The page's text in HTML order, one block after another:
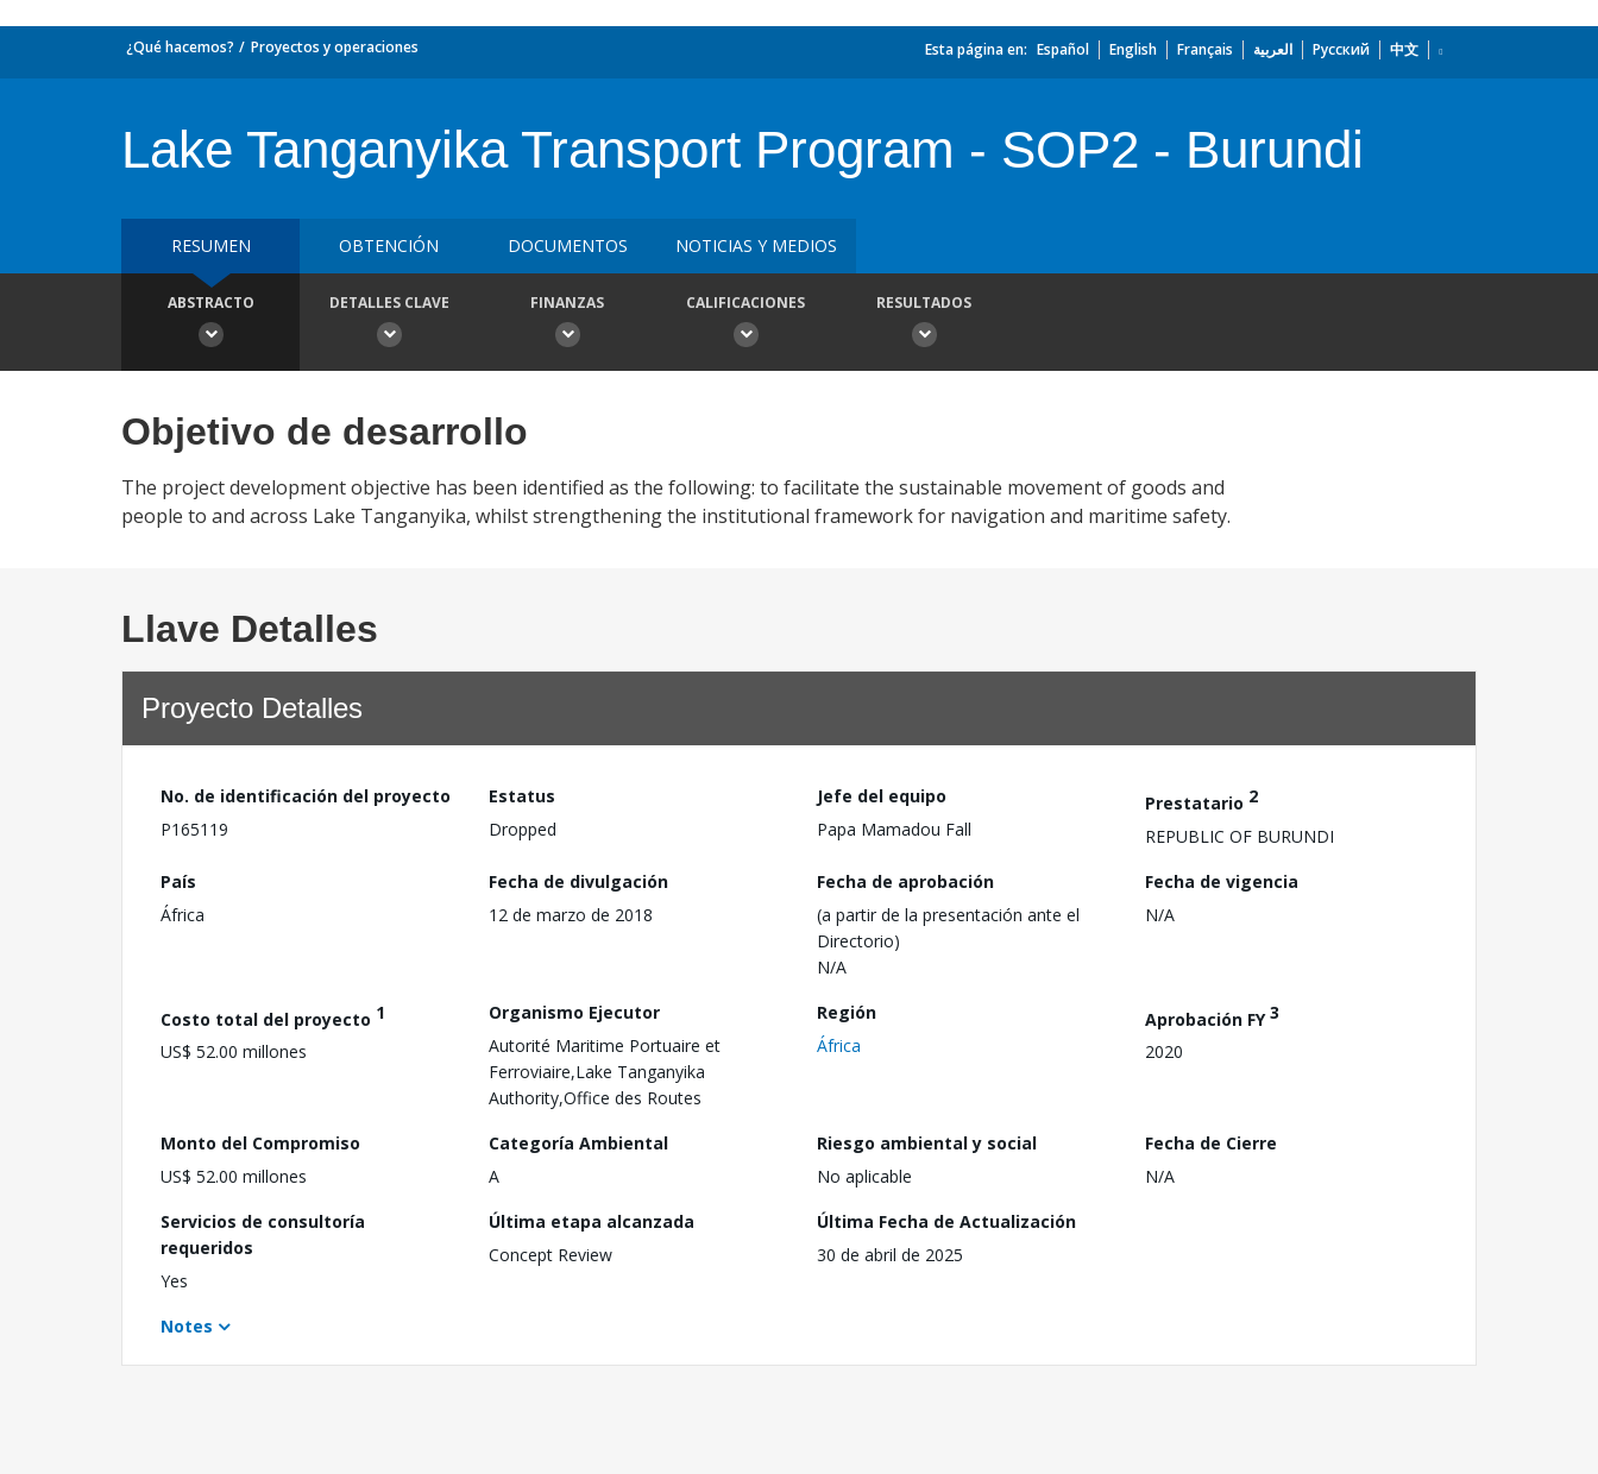
¿Qué hacemos? Proyectos y operaciones Esta página en: Español English Français العربية Русский 中文
Lake Tanganyika Transport Program - SOP2 - Burundi
RESUMEN OBTENCIÓN DOCUMENTOS NOTICIAS Y MEDIOS
ABSTRACTO DETALLES CLAVE FINANZAS CALIFICACIONES RESULTADOS
Objetivo de desarrollo
The project development objective has been identified as the following: to facilitate the sustainable movement of goods and
people to and across Lake Tanganyika, whilst strengthening the institutional framework for navigation and maritime safety.
Llave Detalles
Proyecto Detalles
No. de identificación del proyecto
P165119
Estatus
Dropped
Jefe del equipo
Papa Mamadou Fall
Prestatario 2
REPUBLIC OF BURUNDI
País
África
Fecha de divulgación
12 de marzo de 2018
Fecha de aprobación
(a partir de la presentación ante el
Directorio)
N/A
Fecha de vigencia
N/A
Costo total del proyecto 1
US$ 52.00 millones
Organismo Ejecutor
Autorité Maritime Portuaire et
Ferroviaire,Lake Tanganyika
Authority,Office des Routes
Región
África
Aprobación FY3
2020
Monto del Compromiso
US$ 52.00 millones
Categoría Ambiental
A
Riesgo ambiental y social
No aplicable
Fecha de Cierre
N/A
Servicios de consultoría
requeridos
Yes
Última etapa alcanzada
Concept Review
Última Fecha de Actualización
30 de abril de 2025
Notes